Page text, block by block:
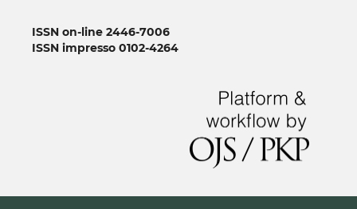
ISSN on-line 2446-7006
ISSN impresso 0102-4264